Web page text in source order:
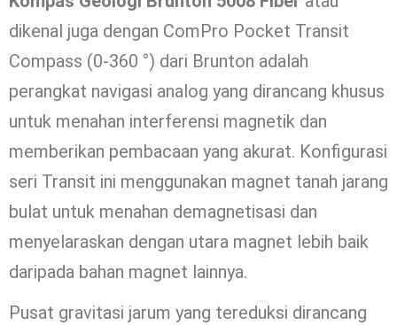
dikenal juga dengan ComPro Pocket Transit
Compass (0-360 °) dari Brunton adalah
perangkat navigasi analog yang dirancang khusus
untuk menahan interferensi magnetik dan
memberikan pembacaan yang akurat. Konfigurasi
seri Transit ini menggunakan magnet tanah jarang
bulat untuk menahan demagnetisasi dan
menyelaraskan dengan utara magnet lebih baik
daripada bahan magnet lainnya.
Pusat gravitasi jarum yang tereduksi dirancang